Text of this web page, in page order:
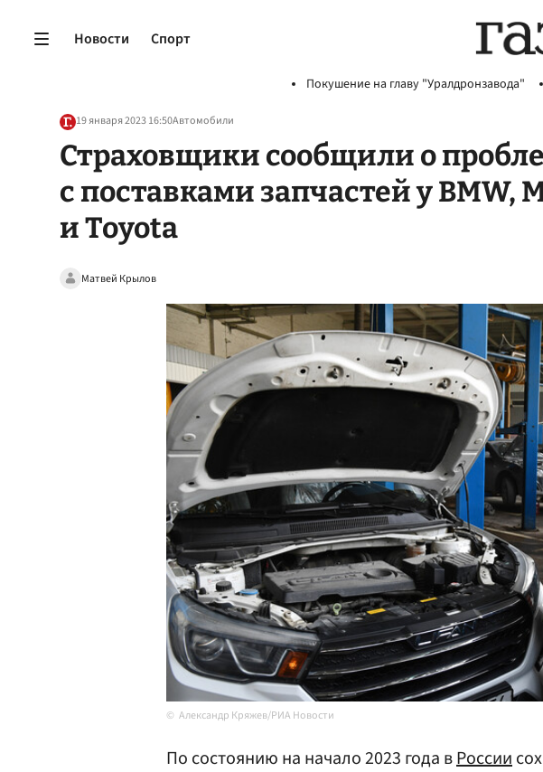
Новости Спорт
Покушение на главу "Уралдронзавода"
19 января 2023 16:50Автомобили
Страховщики сообщили о
с поставками запчастей у BMW,
и Toyota
Матвей Крылов
Александр Кряжев/РИА Новости
По состоянию на начало 2023 года вРоссии